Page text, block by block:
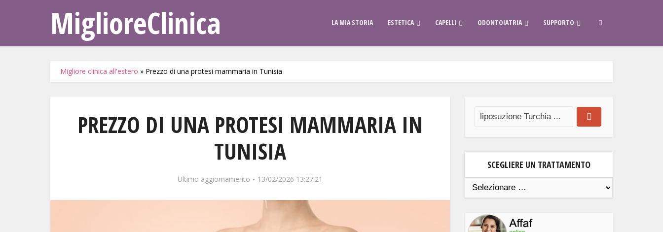
MiglioreClinica LA MIA STORIA ESTETICA CAPELLI ODONTOIATRIA SUPPORTO
Migliore clinica all'estero » Prezzo di una protesi mammaria in Tunisia
PREZZO DI UNA PROTESI MAMMARIA IN
TUNISIA
Ultimo aggiornamento 13/02/2026 13:27:21
SCEGLIERE UN TRATTAMENTO